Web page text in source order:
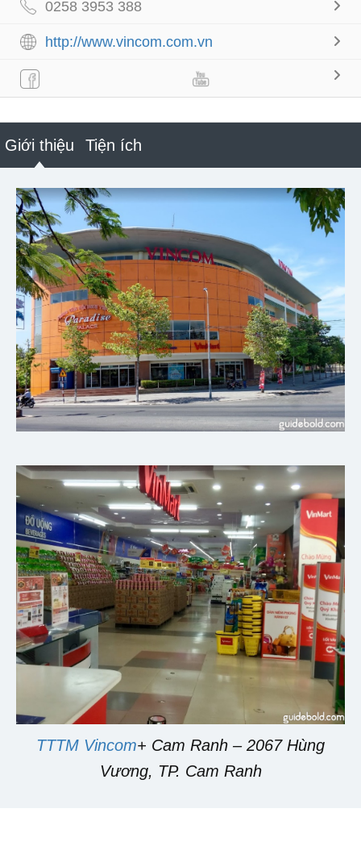
0258 3953 388
http://www.vincom.com.vn
Giới thiệu Tiện ích
TTTM Vincom+ Cam Ranh – 2067 Hùng
Vương, TP. Cam Ranh